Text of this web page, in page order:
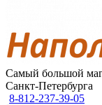
Самый большой
Санкт-Петербурга
8-812-237-39-05